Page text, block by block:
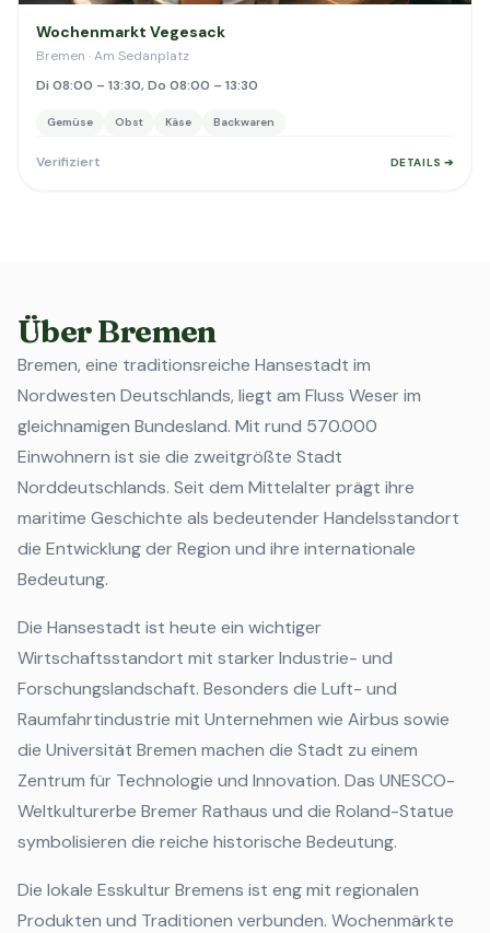
Wochenmarkt Vegesack
Bremen · Am Sedanplatz
Di 08:00 – 13:30, Do 08:00 – 13:30
Gemüse Obst Käse Backwaren
Verifiziert DETAILS ➔
Über Bremen
Bremen, eine traditionsreiche Hansestadt im
Nordwesten Deutschlands, liegt am Fluss Weser im
gleichnamigen Bundesland. Mit rund 570.000
Einwohnern ist sie die zweitgrößte Stadt
Norddeutschlands. Seit dem Mittelalter prägt ihre
maritime Geschichte als bedeutender Handelsstandort
die Entwicklung der Region und ihre internationale
Bedeutung.
Die Hansestadt ist heute ein wichtiger
Wirtschaftsstandort mit starker Industrie- und
Forschungslandschaft. Besonders die Luft- und
Raumfahrtindustrie mit Unternehmen wie Airbus sowie
die Universität Bremen machen die Stadt zu einem
Zentrum für Technologie und Innovation. Das UNESCO-
Weltkulturerbe Bremer Rathaus und die Roland-Statue
symbolisieren die reiche historische Bedeutung.
Die lokale Esskultur Bremens ist eng mit regionalen
Produkten und Traditionen verbunden. Wochenmärkte